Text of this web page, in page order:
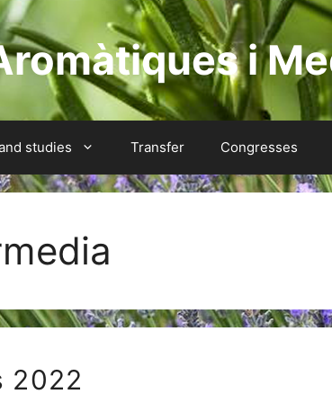
i
studies Transfer Congresses
2022